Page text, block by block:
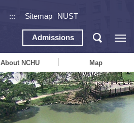
::: Sitemap NUST
Admissions
About NCHU Map